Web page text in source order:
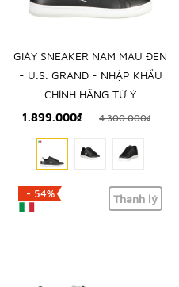
GIÀY SNEAKER NAM MÀU ĐEN
- U.S. GRAND - NHẬP KHẨU
CHÍNH HÃNG TỪ Ý
1.899.000₫
4.300.000₫
- 54% Thanh lý